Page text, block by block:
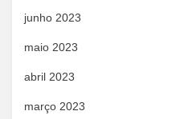
junho 2023
maio 2023
abril 2023
março 2023